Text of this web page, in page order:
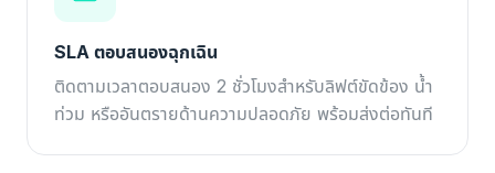
SLA ตอบสนองฉุกเฉิน
ติดตามเวลาตอบสนอง 2 ชั่วโมงสำหรับลิฟต์ขัดข้อง น้ำ
ท่วม หรืออันตรายด้านความปลอดภัย พร้อมส่งต่อทันที